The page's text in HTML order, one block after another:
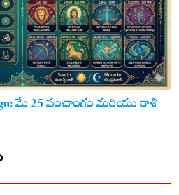
మే 25 పంచాంగం మరియు రాశి